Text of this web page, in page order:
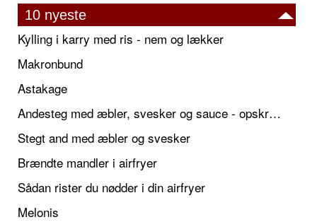
10 nyeste
Kylling i karry med ris - nem og lækker
Makronbund
Astakage
Andesteg med æbler, svesker og sauce - opskrift også til jul
Stegt and med æbler og svesker
Brændte mandler i airfryer
Sådan rister du nødder i din airfryer
Melonis